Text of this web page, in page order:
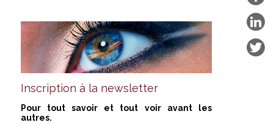
Inscription à la newsletter
Pour tout savoir et tout voir avant les
autres.